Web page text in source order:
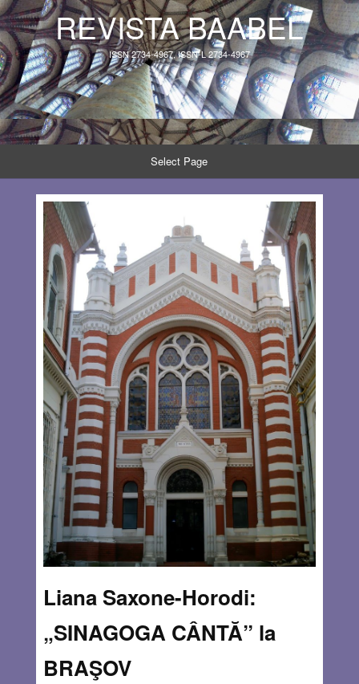
REVISTA BAABEL
ISSN 2734-4967, ISSN-L 2734-4967
Select Page
Liana Saxone-Horodi:
„SINAGOGA CÂNTĂ” la
BRAŞOV